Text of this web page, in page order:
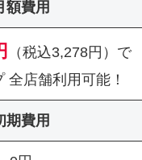
額費用
（税込3,278円）で
全店舗利用可能！
期費用